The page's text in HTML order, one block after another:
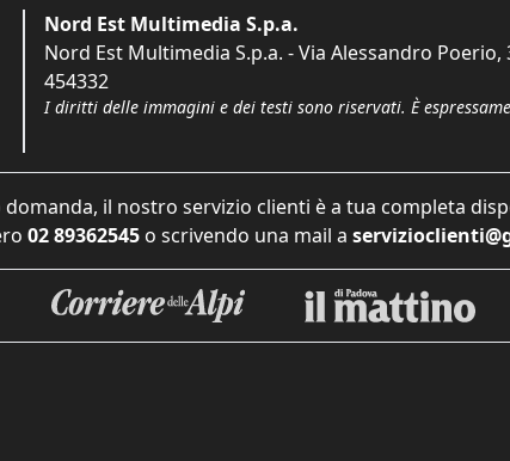
Nord Est Multimedia S.p.a.
Nord Est Multimedia S.p.a. - Via Alessandro Poerio,
454332
I diritti delle immagini e dei testi sono riservati. È
domanda, il nostro servizio clienti è a tua completa
02 89362545 o scrivendo una mail a